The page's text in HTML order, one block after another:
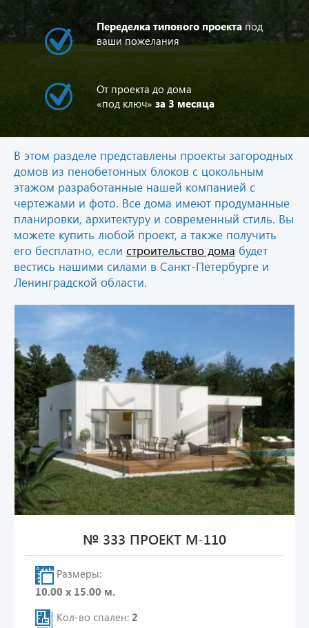
Переделка типового проектапод
ваши пожелания
От проекта до дома
«под ключ» за 3 месяца
В этом разделе представлены проекты загородных
домов из пенобетонных блоков с цокольным
этажом разработанные нашей компанией с
чертежами и фото. Все дома имеют продуманные
планировки, архитектуру и современный стиль. Вы
можете купить любой проект, а также получить
его бесплатно, если строительство дома будет
вестись нашими силами в Санкт-Петербурге и
Ленинградской области.
№ 333 ПРОЕКТ М-110
Размеры:
10.00 х 15.00 м.
Кол-во спален: 2